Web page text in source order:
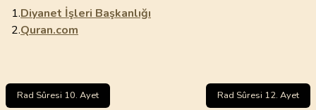
1.Diyanet İşleri Başkanlığı
2.Quran.com
Rad Sûresi 10. Ayet Rad Sûresi 12. Ayet